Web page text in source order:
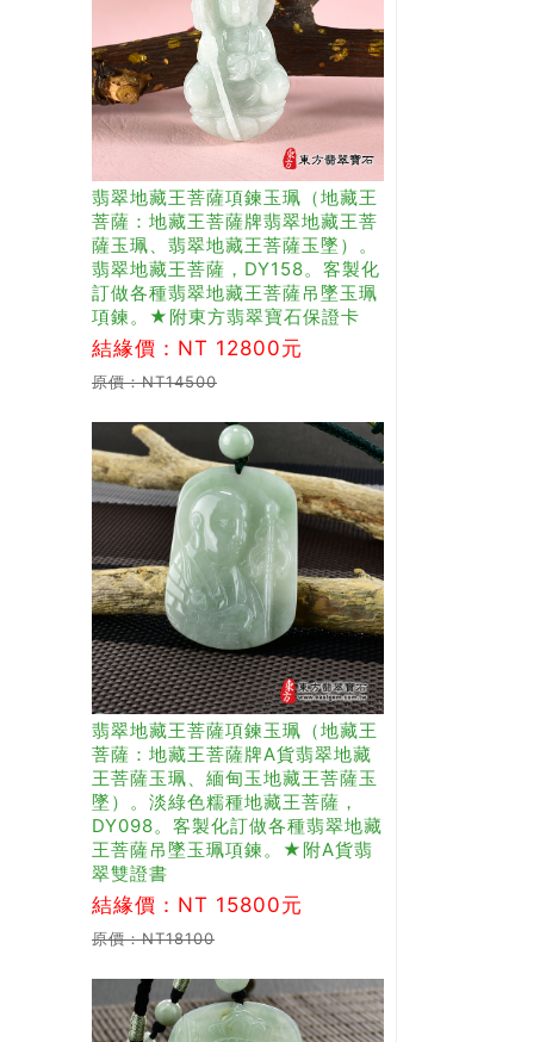
翡翠地藏王菩薩項鍊玉珮（地藏王
菩薩：地藏王菩薩牌翡翠地藏王菩
薩玉珮、翡翠地藏王菩薩玉墜）。
翡翠地藏王菩薩，DY158。客製化
訂做各種翡翠地藏王菩薩吊墜玉珮
項鍊。★附東方翡翠寶石保證卡
結緣價：NT 12800元
原價：NT14500
翡翠地藏王菩薩項鍊玉珮（地藏王
菩薩：地藏王菩薩牌A貨翡翠地藏
王菩薩玉珮、緬甸玉地藏王菩薩玉
墜）。淡綠色糯種地藏王菩薩，
DY098。客製化訂做各種翡翠地藏
王菩薩吊墜玉珮項鍊。★附A貨翡
翠雙證書
結緣價：NT 15800元
原價：NT18100